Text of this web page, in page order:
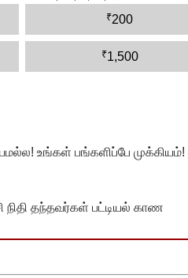
₹200
₹1,500
உங்கள் பங்களிப்பே முக்கியம்!
தந்தவர்கள் பட்டியல் காண